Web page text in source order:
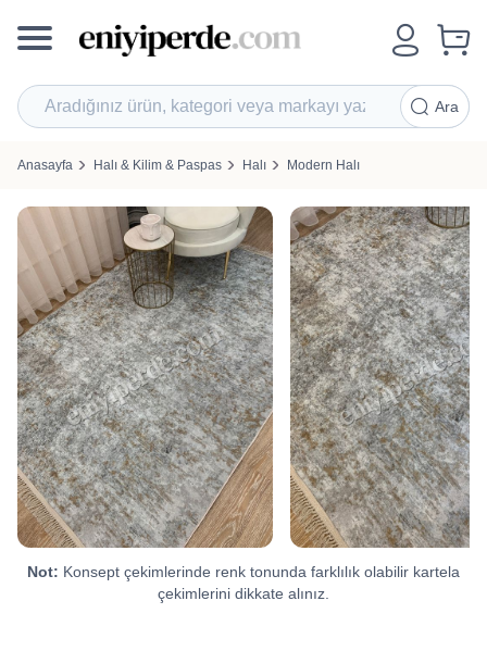
Ara
Anasayfa Halı & Kilim & Paspas Halı Modern Halı
Not: Konsept çekimlerinde renk tonunda farklılık olabilir kartela
çekimlerini dikkate alınız.